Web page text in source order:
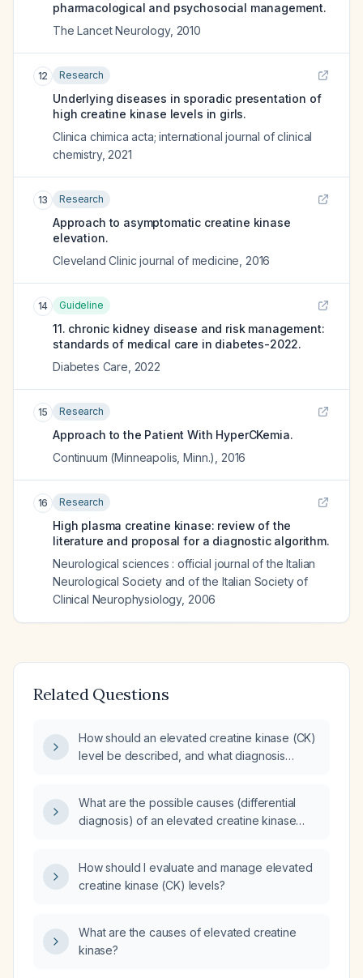
pharmacological and psychosocial management.
The Lancet Neurology, 2010
12 Research
Underlying diseases in sporadic presentation of
high creatine kinase levels in girls.
Clinica chimica acta; international journal of clinical
chemistry, 2021
13 Research
Approach to asymptomatic creatine kinase
elevation.
Cleveland Clinic journal of medicine 2016
14 Guideline
11. chronic kidney disease and risk management:
standards of medical care in diabetes-2022.
Diabetes Care 2022
15 Research
Approach to the Patient With HyperCKemia.
Continuum (Minneapolis, Minn.)
2016
16 Research
High plasma creatine kinase: review of the
literature and proposal for a diagnostic algorithm.
Neurological sciences : official journal of the Italian
Neurological Society and of the Italian Society of
Clinical Neurophysiology, 2006
Related Questions
How should an elevated creatine kinase (CK)
level be described, and what diagnosis
What are the possible causes (differential
diagnosis) of an elevated creatine kinase
How should I evaluate and manage elevated
creatine kinase (CK) levels?
What are the causes of elevated creatine
kinase?